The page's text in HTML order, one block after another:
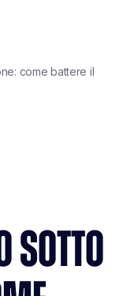
come battere il
SOTTO